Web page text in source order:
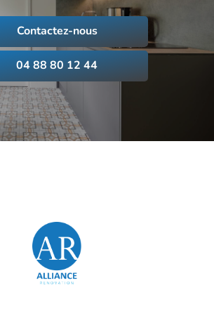
Contactez-nous
04 88 80 12 44